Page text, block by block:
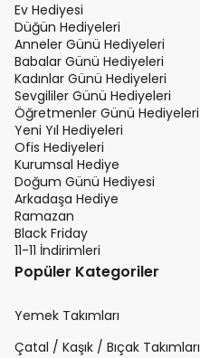
Ev Hediyesi
Düğün Hediyeleri
Anneler Günü Hediyeleri
Babalar Günü Hediyeleri
Kadınlar Günü Hediyeleri
Sevgililer Günü Hediyeleri
Öğretmenler Günü Hediyeleri
Yeni Yıl Hediyeleri
Ofis Hediyeleri
Kurumsal Hediye
Doğum Günü Hediyesi
Arkadaşa Hediye
Ramazan
Black Friday
11-11 İndirimleri
Popüler Kategoriler
Yemek Takımları
Çatal / Kaşık / Bıçak Takımları